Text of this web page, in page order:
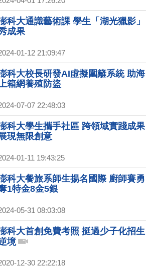
科大通識藝術課 學生「湖光獵影」
成果
01-12 21:09:47
科大校長研發AI虛擬圍籬系統 助海
箱網養殖防盜
07-07 22:48:03
科大學生攜手社區 跨領域實踐成果
現無限創意
01-11 19:43:25
科大餐旅系師生揚名國際 廚師賽勇
1特金8金5銀
05-31 08:03:08
科大首創免費考照 挺過少子化招生
境
12-30 22:22:18